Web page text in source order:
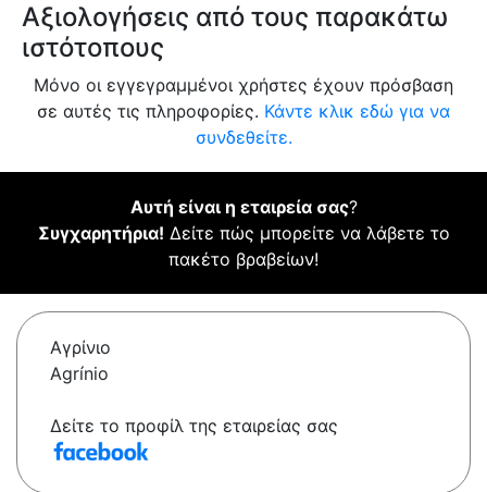
Αξιολογήσεις από τους παρακάτω
ιστότοπους
Μόνο οι εγγεγραμμένοι χρήστες έχουν πρόσβαση
σε αυτές τις πληροφορίες. Κάντε κλικ εδώ για να
συνδεθείτε.
Αυτή είναι η εταιρεία σας?
Συγχαρητήρια! Δείτε πώς μπορείτε να λάβετε το
πακέτο βραβείων!
Αγρίνιο
Agrínio
Δείτε το προφίλ της εταιρείας σας